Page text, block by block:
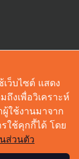
ว็บไซต์ แสดง
งเพื่อวิเคราะห์
ผู้ใช้งานมาจาก
ใช้คุกกี้ได้ โดย
ส่วนตัว